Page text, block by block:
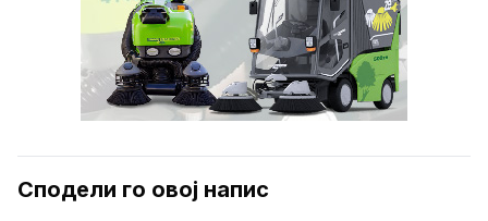
Сподели го овој напис